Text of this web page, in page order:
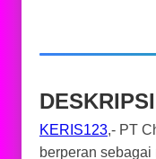
DESKRIPSI
KERIS123,- PT
berperan